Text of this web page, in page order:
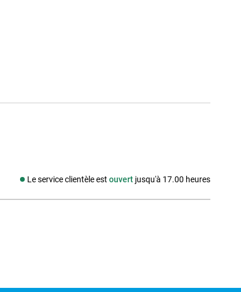
Le service clientèle est ouvert jusqu'à 17.00 heures
Média social